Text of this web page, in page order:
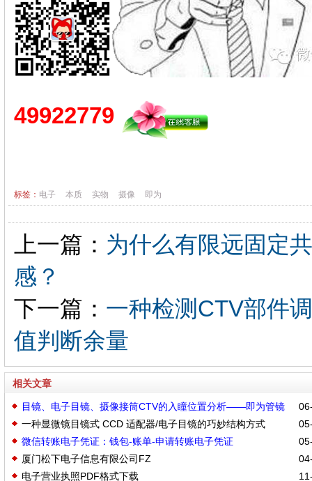
49922779
标签： 电子 本质 实物 摄像 即为
上一篇： 为什么有限远固定
感？
下一篇： 一种检测CTV部件
值判断余量
相关文章
目镜、电子目镜、摄像接筒CTV的入瞳位置分析——即为管镜
出瞳位置——考虑机型、不同类型管镜主平面距离关系
一种显微镜目镜式 CCD 适配器/电子目镜的巧妙结构方式
微信转账电子凭证：钱包-账单-申请转账电子凭证
厦门松下电子信息有限公司FZ
电子营业执照PDF格式下载